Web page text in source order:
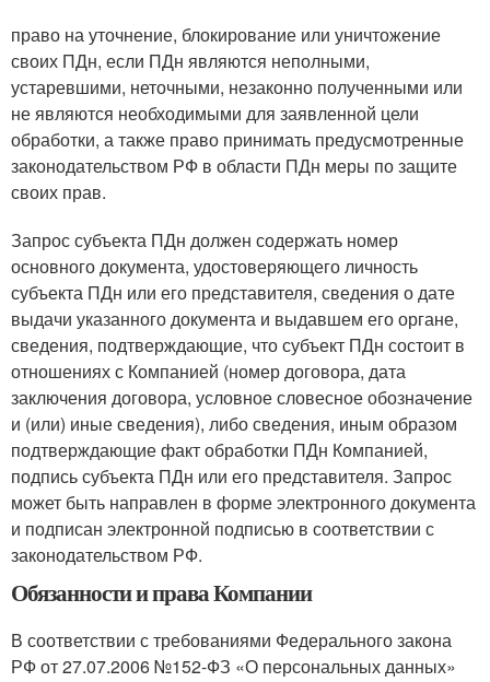
право на уточнение, блокирование или уничтожение
своих ПДн, если ПДн являются неполными,
устаревшими, неточными, незаконно полученными или
не являются необходимыми для заявленной цели
обработки, а также право принимать предусмотренные
законодательством РФ в области ПДн меры по защите
своих прав.
Запрос субъекта ПДн должен содержать номер
основного документа, удостоверяющего личность
субъекта ПДн или его представителя, сведения о дате
выдачи указанного документа и выдавшем его органе,
сведения, подтверждающие, что субъект ПДн состоит в
отношениях с Компанией (номер договора, дата
заключения договора, условное словесное обозначение
и (или) иные сведения), либо сведения, иным образом
подтверждающие факт обработки ПДн Компанией,
подпись субъекта ПДн или его представителя. Запрос
может быть направлен в форме электронного документа
и подписан электронной подписью в соответствии с
законодательством РФ.
Обязанности и права Компании
В соответствии с требованиями Федерального закона
РФ от 27.07.2006 №152-ФЗ «О персональных данных»